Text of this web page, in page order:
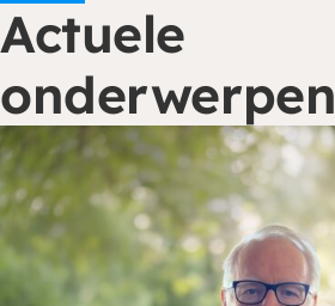
Actuele
onderwerpen